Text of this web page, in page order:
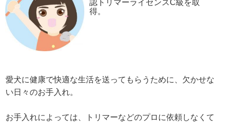
認トリマーライセンスC級を取
得。
愛犬に健康で快適な生活を送ってもらうために、欠かせな
い日々のお手入れ。
お手入れによっては、トリマーなどのプロに依頼しなくて